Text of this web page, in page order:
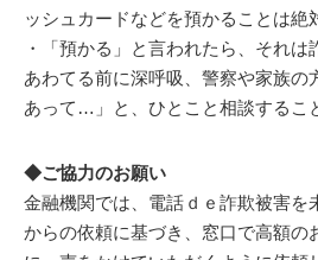
ッシュカードなどを預かることは絶
・「預かる」と言われたら、それは
あわてる前に深呼吸、警察や家族の
あって…」と、ひとこと相談するこ
◆ご協力のお願い
金融機関では、電話ｄｅ詐欺被害を
からの依頼に基づき、窓口で高額の